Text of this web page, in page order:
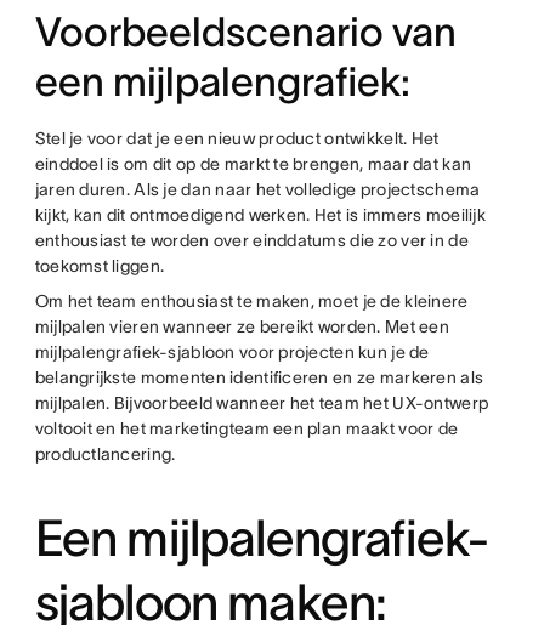
Voorbeeldscenario van
een mijlpalengrafiek:
Stel je voor dat je een nieuw product ontwikkelt. Het
einddoel is om dit op de markt te brengen, maar dat kan
jaren duren. Als je dan naar het volledige projectschema
kijkt, kan dit ontmoedigend werken. Het is immers moeilijk
enthousiast te worden over einddatums die zo ver in de
toekomst liggen.
Om het team enthousiast te maken, moet je de kleinere
mijlpalen vieren wanneer ze bereikt worden. Met een
mijlpalengrafiek-sjabloon voor projecten kun je de
belangrijkste momenten identificeren en ze markeren als
mijlpalen. Bijvoorbeeld wanneer het team het UX-ontwerp
voltooit en het marketingteam een plan maakt voor de
productlancering.
Een mijlpalengrafiek-
sjabloon maken: